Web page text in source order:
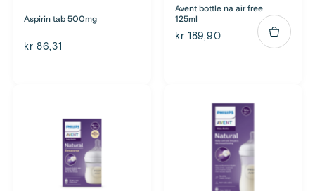
Aspirin tab 500mg
kr 86,31
Avent bottle na air free
125ml
kr 189,90